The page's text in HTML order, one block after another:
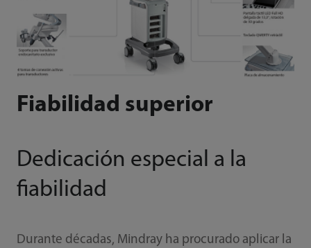
Fiabilidad superior
Dedicación especial a la
fiabilidad
Durante décadas, Mindray ha procurado aplicar la